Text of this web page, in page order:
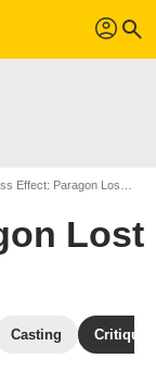
profil search
Effect: Paragon Lost
Lost
Casting